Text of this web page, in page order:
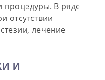
процедуры. В ряде
отсутствии
лечение
И